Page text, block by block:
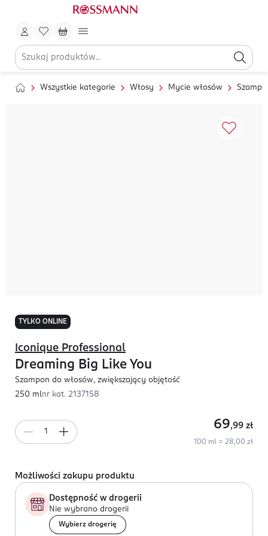
Wszystkie kategorie Włosy Mycie włosów
TYLKO ONLINE
Iconique Professional
Dreaming Big Like You
Szampon do włosów, zwiększający objętość
250 mlnr kat. 2137158
69,99 zł
100 ml = 28,00 zł
Możliwości zakupu produktu
Dostępność w drogerii
Nie wybrano drogerii
Wybierz drogerię